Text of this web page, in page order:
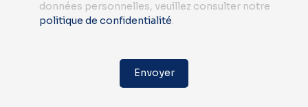
données personnelles, veuillez consulter notre
politique de confidentialité.
Envoyer